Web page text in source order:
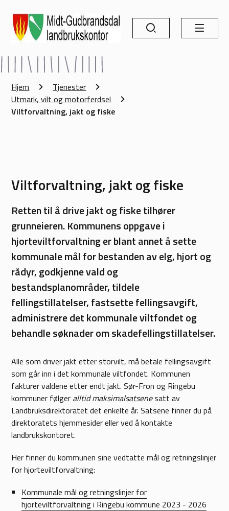
Søk Meny
Du er her:
Hjem
Tjenester
Utmark, vilt og motorferdsel
Viltforvaltning, jakt og fiske
Viltforvaltning, jakt og fiske
Retten til å drive jakt og fiske tilhører
grunneieren. Kommunens oppgave i
hjorteviltforvaltning er blant annet å sette
kommunale mål for bestanden av elg, hjort og
rådyr, godkjenne vald og
bestandsplanområder, tildele
fellingstillatelser, fastsette fellingsavgift,
administrere det kommunale viltfondet og
behandle søknader om skadefellingstillatelser.
Alle som driver jakt etter storvilt, må betale fellingsavgift
som går inn i det kommunale viltfondet. Kommunen
fakturer valdene etter endt jakt. Sør-Fron og Ringebu
kommuner følger alltid maksimalsatsenesatt av
Landbruksdirektoratet det enkelte år. Satsene finner du på
direktoratets hjemmesider eller ved å kontakte
landbrukskontoret.
Her finner du kommunen sine vedtatte mål og retningslinjer
for hjorteviltforvaltning:
Kommunale mål og retningslinjer for
hjorteviltforvaltning i Ringebu kommune 2023 - 2026